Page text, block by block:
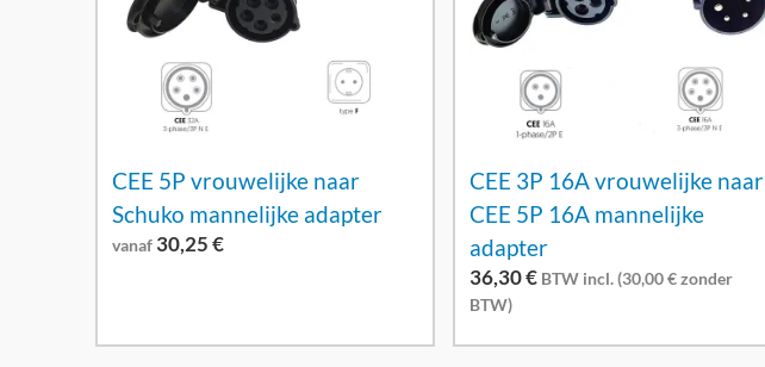
CEE 5P vrouwelijke naar
Schuko mannelijke adapter
vanaf 30,25€
CEE 3P 16A vrouwelijke naar
CEE 5P 16A mannelijke
adapter
36,30€ BTW incl. (30,00€zonder
BTW)